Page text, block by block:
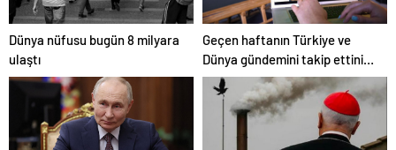
Dünya nüfusu bugün 8 milyara
ulaştı
Geçen haftanın Türkiye ve
Dünya gündemini takip ettiniz
mi?